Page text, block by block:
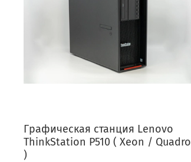
Графическая станция Lenovo
ThinkStation P510 ( Xeon / Quadro
)